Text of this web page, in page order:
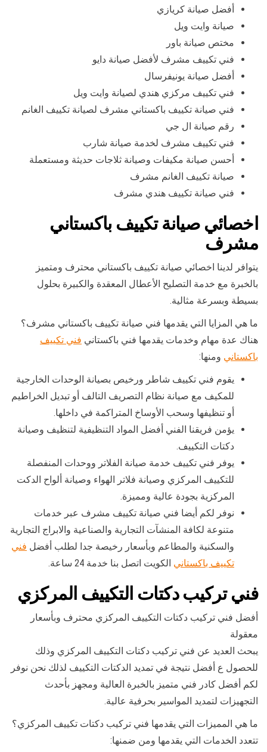
أفضل صيانة كريازي
صيانة وايت ويل
مختص صيانة باور
فني تكييف مشرف لأفضل صيانة دايو
أفضل صيانة يونيفرسال
فني تكييف مركزي هندي لصيانة وايت ويل
فني صيانة تكييف باكستاني مشرف لصيانة تكييف الغانم
رقم صيانة ال جي
فني تكييف مشرف لخدمة صيانة شارب
أحسن صيانة مكيفات وصيانة ثلاجات حديثة ومستعملة
صيانة تكييف الغانم مشرف
فني صيانة تكييف هندي مشرف
اخصائي صيانة تكييف باكستاني
مشرف
يتوافر لدينا اخصائي صيانة تكييف باكستاني محترف ومتميز
بالخبرة مع خدمة التصليح الأعطال المعقدة والكبيرة بحلول
بسيطة وبسرعة مثالية.
ما هي المزايا التي يقدمها فني صيانة تكييف باكستاني مشرف؟
هناك عدة مهام وخدمات يقدمها فني باكستاني فني تكييف
باكستاني ومنها:
يقوم فني تكييف شاطر ورخيص بصيانة الوحدات الخارجية
للمكيف مع صيانة نظام التصريف التالف أو تبديل الخراطيم
أو تنظيفها وسحب الأوساخ المتراكمة في داخلها.
يؤمن فريقنا الفني أفضل المواد التنظيفية لتنظيف وصيانة
دكتات التكييف.
يوفر فني تكييف خدمة صيانة الفلاتر ووحدات المنفصلة
للتكييف المركزي وصيانة فلاتر الهواء وصيانة ألواح الدكت
المركزية بجودة عالية ومميزة.
نوفر لكم أيضا فني صيانة تكييف مشرف عبر خدمات
متنوعة لكافة المنشآت التجارية والصناعية والابراج التجارية
والسكنية والمطاعم وبأسعار رخيصة جدا لطلب أفضل فني
تكييف باكستاني الكويت اتصل بنا خدمة 24 ساعة.
فني تركيب دكتات التكييف المركزي
أفضل فني تركيب دكتات التكييف المركزي محترف وبأسعار
معقولة
يبحث العديد عن فني تركيب دكتات التكييف المركزي وذلك
للحصول ع أفضل نتيجة في تمديد الدكتات التكييف لذلك نحن نوفر
لكم أفضل كادر فني متميز بالخبرة العالية ومجهز بأحدث
التجهيزات لتمديد المواسير بحرفية عالية.
ما هي المميزات التي يقدمها فني تركيب دكتات تكييف المركزي؟
تتعدد الخدمات التي يقدمها ومن ضمنها: